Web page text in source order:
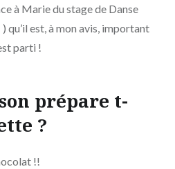
à Marie du stage de Danse
) qu’il est, à mon avis, important
parti !
prépare t-
?
!!